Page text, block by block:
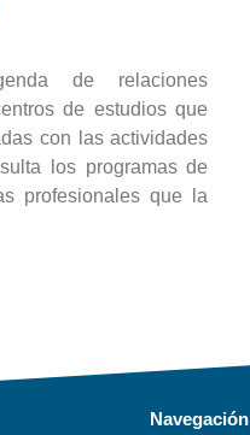
de relaciones
de estudios que
con las actividades
los programas de
profesionales que la
Navegación